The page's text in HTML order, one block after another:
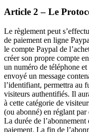
Article 2 – Le
Le règlement peut
de paiement en ligne
le compte Paypal de
créer son propre compte
un numéro de téléphone
envoyé un message
l’identifiant, permettra au
visiteurs authentifiés. Il
à cette catégorie de
(ou abonné) en réglant
La durée de l’abonnement
paiement. La fin de